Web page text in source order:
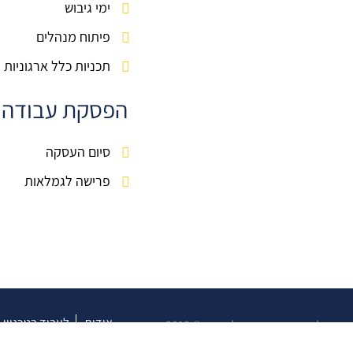
ימי גיבוש
פיתוח מנהלים
תכניות כלל ארגוניות
הפסקת עבודה
סיום העסקה
פרישה לגמלאות
כל הזכויות שמורות לטכניון © 2018 אודות לעבוד בטכניון